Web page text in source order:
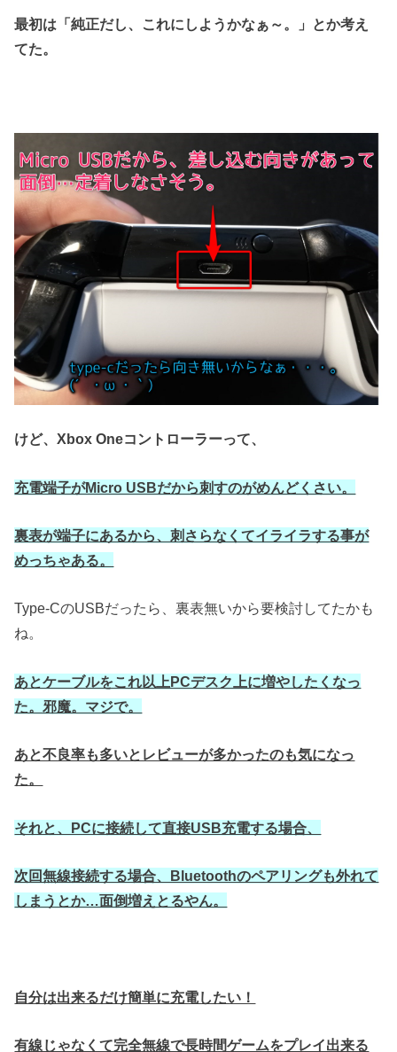
最初は「純正だし、これにしようかなぁ～。」とか考え
てた。
けど、Xbox Oneコントローラーって、
充電端子がMicro USBだから刺すのがめんどくさい。
裏表が端子にあるから、刺さらなくてイライラする事が
めっちゃある。
Type-CのUSBだったら、裏表無いから要検討してたかも
ね。
あとケーブルをこれ以上PCデスク上に増やしたくなっ
た。邪魔。マジで。
あと不良率も多いとレビューが多かったのも気になっ
た。
それと、PCに接続して直接USB充電する場合、
次回無線接続する場合、Bluetoothのペアリングも外れて
しまうとか…面倒増えとるやん。
自分は出来るだけ簡単に充電したい！
有線じゃなくて完全無線で長時間ゲームをプレイ出来る